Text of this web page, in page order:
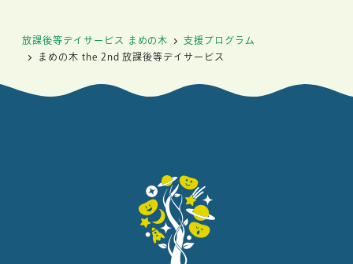
放課後等デイサービス まめの木
支援プログラム
まめの木 the 2nd 放課後等デイサービス